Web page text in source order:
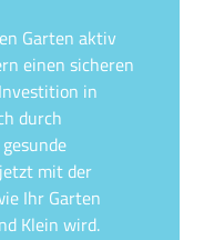
Garten aktiv
einen sicheren
in
durch
mit der
Ihr Garten
Klein wird.